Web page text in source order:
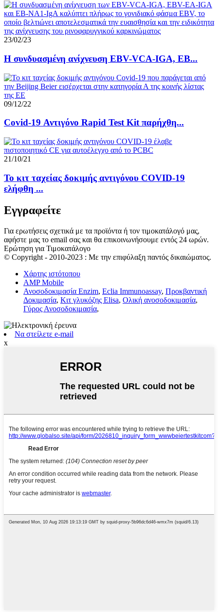
23/02/23
Η συνδυασμένη ανίχνευση EBV-VCA-IGA, EB...
09/12/22
Covid-19 Αντιγόνο Rapid Test Kit παρήχθη...
21/10/21
Το κιτ ταχείας δοκιμής αντιγόνου COVID-19
ελήφθη ...
Εγγραφείτε
Για ερωτήσεις σχετικά με τα προϊόντα ή τον τιμοκατάλογό μας,
αφήστε μας το email σας και θα επικοινωνήσουμε εντός 24 ωρών.
Ερώτηση για Τιμοκατάλογο
© Copyright - 2010-2023 : Με την επιφύλαξη παντός δικαιώματος.
Χάρτης ιστότοπου
AMP Mobile
Ανοσοδοκιμασία Enzim, Eclia Immunoassay, Προκβαντική
Δοκιμασία, Κιτ γλυκόζης Elisa, Ολική ανοσοδοκιμασία,
Γύρος Ανοσοδοκιμασία,
Να στείλετε e-mail
x